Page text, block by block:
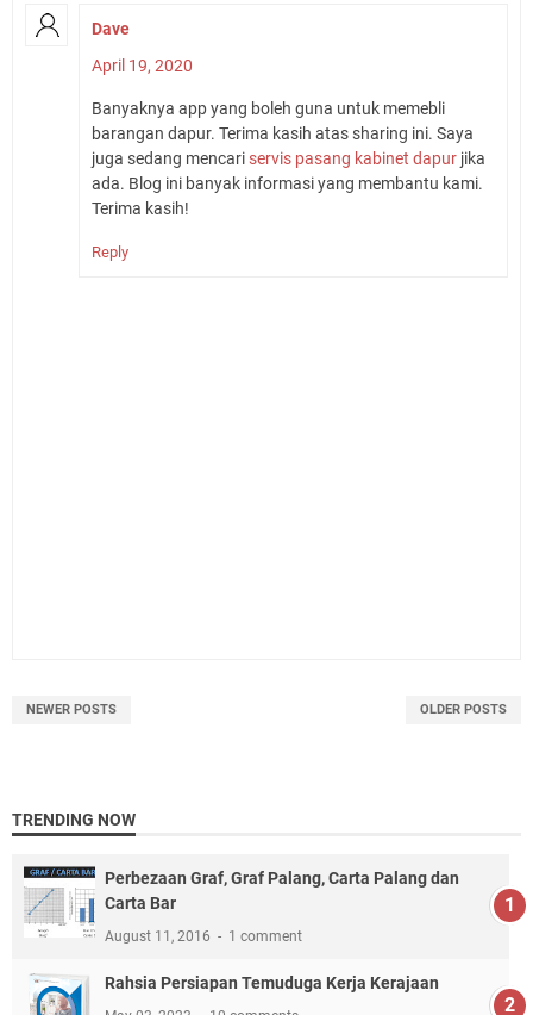
Dave
April 19, 2020
Banyaknya app yang boleh guna untuk memebli
barangan dapur. Terima kasih atas sharing ini. Saya
juga sedang mencari servis pasang kabinet dapur jika
ada. Blog ini banyak informasi yang membantu kami.
Terima kasih!
Reply
NEWER POSTS OLDER POSTS
TRENDING NOW
Perbezaan Graf, Graf Palang, Carta Palang dan
Carta Bar
August 11, 2016 1 comment
Rahsia Persiapan Temuduga Kerja Kerajaan